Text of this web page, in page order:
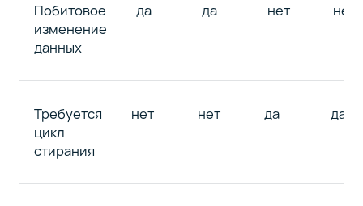
Побитовое
изменение
данных
да да нет нет
Требуется
цикл
стирания
нет нет да да